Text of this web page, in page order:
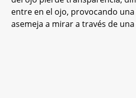
entre en el ojo, provocando
asemeja a mirar a través de